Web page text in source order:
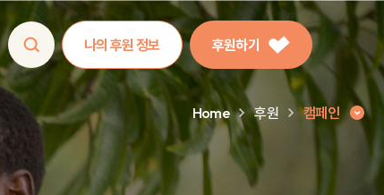
나의 후원 정보 후원하기
Home 후원 캠페인